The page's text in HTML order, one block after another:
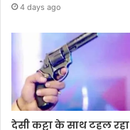
4 days ago
देसी कट्टा के साथ टहल रहा